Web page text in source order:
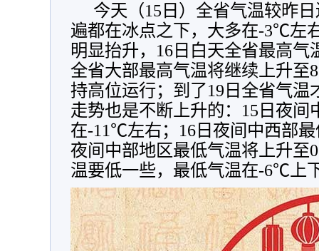
今天（15日）全省气温较昨
遍都在冰点之下，大多在-3℃左
明显抬升，16日白天全省最高
全省大部最高气温将继续上升
持高位运行；到了19日全省气温
走势也是不断上升的：15日夜间
在-11℃左右；16日夜间中西部
夜间中部地区最低气温将上升
温要低一些，最低气温在-6℃上